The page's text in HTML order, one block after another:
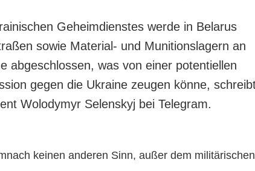
Geheimdienstes werde in Belarus
sowie Material- und Munitionslagern an
abgeschlossen, was von einer potentiellen
gegen die Ukraine zeugen könne,
Wolodymyr Selenskyj bei Telegram.
keinen anderen Sinn, außer dem